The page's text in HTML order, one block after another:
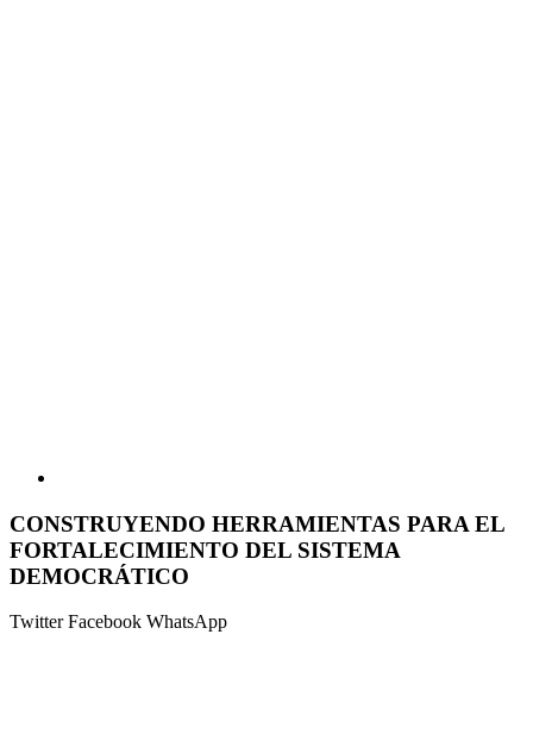
CONSTRUYENDO HERRAMIENTAS PARA EL
FORTALECIMIENTO DEL SISTEMA
DEMOCRÁTICO
TwitterFacebook WhatsApp